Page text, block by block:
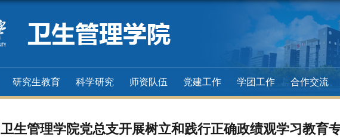
研究生教育 科学研究 师资队伍 党建工作 学团工作 合作交流
卫生管理学院党总支开展树立和践行正确政绩观学习教育